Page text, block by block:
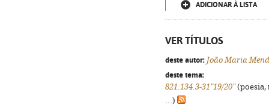
ADICIONAR À LISTA
VER TÍTULOS
deste autor: João Maria
deste tema:
821.134.3-31"19/20"(poesia,
...)